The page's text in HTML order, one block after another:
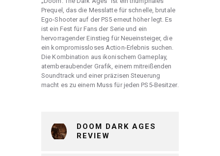
Prequel, das die Messlatte für schnelle, brutale
Ego-Shooter auf der PS5 erneut höher legt. Es
ist ein Fest für Fans der Serie und ein
hervorragender Einstieg für Neueinsteiger, die
ein kompromissloses Action-Erlebnis suchen.
Die Kombination aus ikonischem Gameplay,
atemberaubender Grafik, einem mitreißenden
Soundtrack und einer präzisen Steuerung
macht es zu einem Muss für jeden PS5-Besitzer.
DOOM DARK AGES
REVIEW